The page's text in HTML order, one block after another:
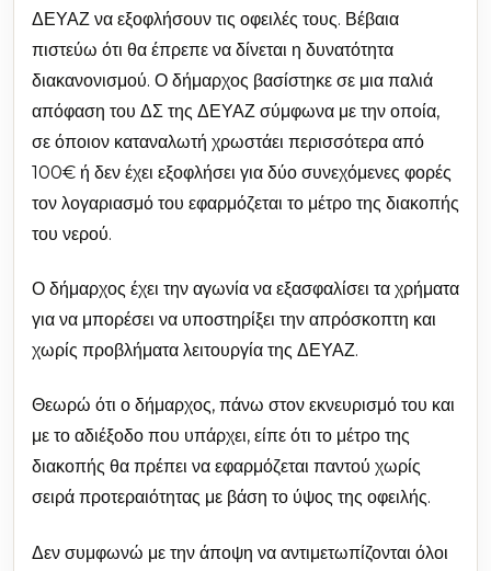
ΔΕΥΑΖ να εξοφλήσουν τις οφειλές τους. Βέβαια
πιστεύω ότι θα έπρεπε να δίνεται η δυνατότητα
διακανονισμού. Ο δήμαρχος βασίστηκε σε μια παλιά
απόφαση του ΔΣ της ΔΕΥΑΖ σύμφωνα με την οποία,
σε όποιον καταναλωτή χρωστάει περισσότερα από
100€ ή δεν έχει εξοφλήσει για δύο συνεχόμενες φορές
τον λογαριασμό του εφαρμόζεται το μέτρο της διακοπής
του νερού.
Ο δήμαρχος έχει την αγωνία να εξασφαλίσει τα χρήματα
για να μπορέσει να υποστηρίξει την απρόσκοπτη και
χωρίς προβλήματα λειτουργία της ΔΕΥΑΖ.
Θεωρώ ότι ο δήμαρχος, πάνω στον εκνευρισμό του και
με το αδιέξοδο που υπάρχει, είπε ότι το μέτρο της
διακοπής θα πρέπει να εφαρμόζεται παντού χωρίς
σειρά προτεραιότητας με βάση το ύψος της οφειλής.
Δεν συμφωνώ με την άποψη να αντιμετωπίζονται όλοι